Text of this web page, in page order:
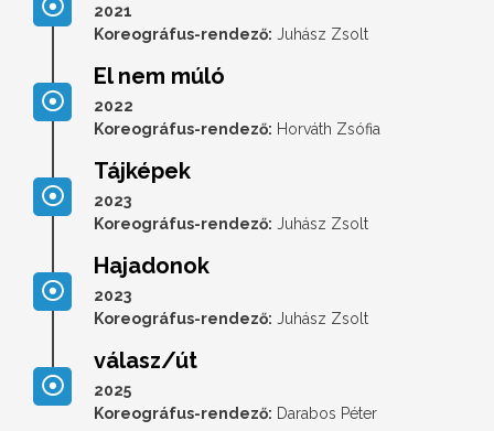
2021
Koreográfus-rendező: Juhász Zsolt
El nem múló
2022
Koreográfus-rendező: Horváth Zsófia
Tájképek
2023
Koreográfus-rendező: Juhász Zsolt
Hajadonok
2023
Koreográfus-rendező: Juhász Zsolt
válasz/út
2025
Koreográfus-rendező: Darabos Péter